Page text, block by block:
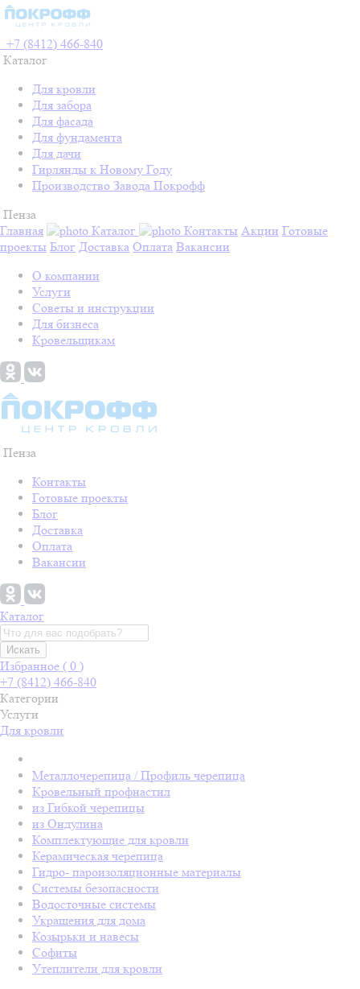
+7 (8412) 466-840
Каталог
Для кровли
Для забора
Для фасада
Для фундамента
Для дачи
Гирлянды к Новому Году
Производство Завода Покрофф
Пенза
Главная
Каталог Контакты Акции Готовые
проекты Блог Доставка Оплата Вакансии
О компании
Услуги
Советы и инструкции
Для бизнеса
Кровельщикам
Пенза
Контакты
Готовые проекты
Блог
Доставка
Оплата
Вакансии
Каталог
Искать
Избранное ( 0 )
+7 (8412) 466-840
Категории
Услуги
Для кровли
Металлочерепица / Профиль черепица
Кровельный профнастил
из Гибкой черепицы
из Ондулина
Комплектующие для кровли
Керамическая черепица
Гидро- пароизоляционные материалы
Системы безопасности
Водосточные системы
Украшения для дома
Козырьки и навесы
Софиты
Утеплители для кровли